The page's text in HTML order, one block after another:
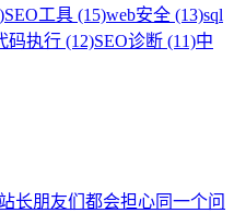
SEO工具 (15)web安全 (13)sql
码执行 (12)SEO诊断 (11)中
长朋友们都会担心同一个问